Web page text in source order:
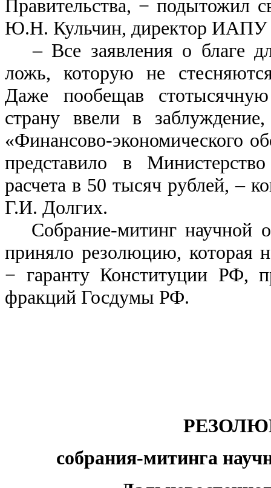
Правительства, − подытожил
Ю.Н. Кульчин, директор
– Все заявления о благе
ложь, которую не
Даже пообещав
страну ввели в
«Финансово-экономического
представило в
расчета в 50 тысяч рублей, –
Г.И. Долгих.
Собрание-митинг научной
приняло резолюцию, которая
− гаранту Конституции РФ,
фракций Госдумы РФ.
собрания-митинга